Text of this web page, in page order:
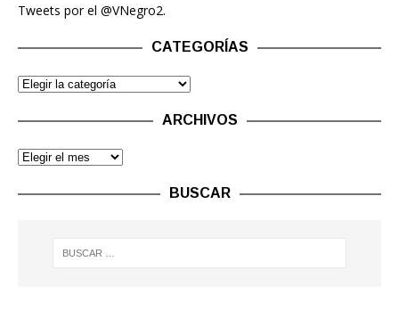
Tweets por el @VNegro2.
CATEGORÍAS
ARCHIVOS
BUSCAR